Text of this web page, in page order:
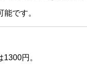
です。
円。